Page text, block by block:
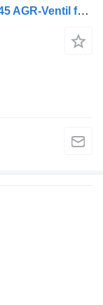
MAN Occ EGR klep D2676 51081403045 AGR-Ventil für LKW